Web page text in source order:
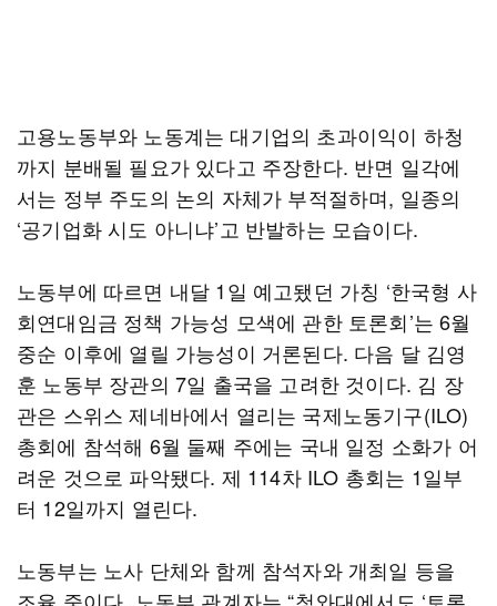
고용노동부와 노동계는 대기업의 초과이익이 하청
까지 분배될 필요가 있다고 주장한다. 반면 일각에
서는 정부 주도의 논의 자체가 부적절하며, 일종의
‘공기업화 시도 아니냐’고 반발하는 모습이다.
노동부에 따르면 내달 1일 예고됐던 가칭 ‘한국형 사
회연대임금 정책 가능성 모색에 관한 토론회’는 6월
중순 이후에 열릴 가능성이 거론된다. 다음 달 김영
훈 노동부 장관의 7일 출국을 고려한 것이다. 김 장
관은 스위스 제네바에서 열리는 국제노동기구(ILO)
총회에 참석해 6월 둘째 주에는 국내 일정 소화가 어
려운 것으로 파악됐다. 제 114차 ILO 총회는 1일부
터 12일까지 열린다.
노동부는 노사 단체와 함께 참석자와 개최일 등을